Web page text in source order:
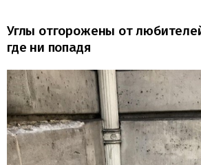
Углы отгорожены от
где ни попадя